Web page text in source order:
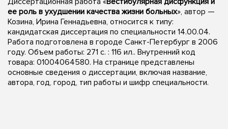
ее роль в ухудшении качества жизни больных», автор —
Козина, Ирина Геннадьевна, относится к типу:
кандидатская диссертация по специальности 14.00.04.
Работа подготовлена в городе Санкт-Петербург в 2006
году. Объем работы: 271 с. : 116 ил.. Внутренний код
товара: 01004064580. На странице представлены
основные сведения о диссертации, включая название,
автора, год, город, тип работы и шифр специальности.